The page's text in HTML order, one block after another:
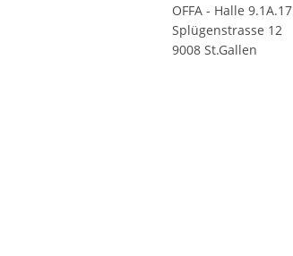
OFFA - Halle 9.1A.17
Splügenstrasse 12
9008 St.Gallen